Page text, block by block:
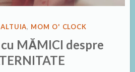
, MOM O' CLOCK
MĂMICI despre